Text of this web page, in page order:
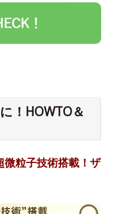
！HOWTO＆
微粒子技術搭載！ザ